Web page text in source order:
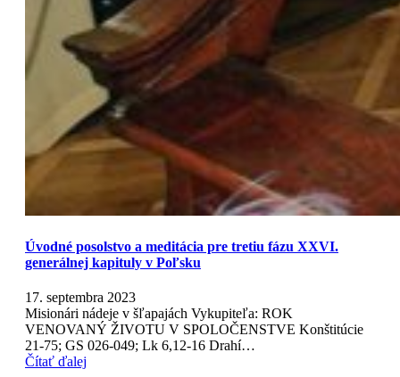
Úvodné posolstvo a meditácia pre tretiu fázu XXVI.
generálnej kapituly v Poľsku
17. septembra 2023
Misionári nádeje v šľapajách Vykupiteľa: ROK
VENOVANÝ ŽIVOTU V SPOLOČENSTVE Konštitúcie
21-75; GS 026-049; Lk 6,12-16 Drahí…
Čítať ďalej